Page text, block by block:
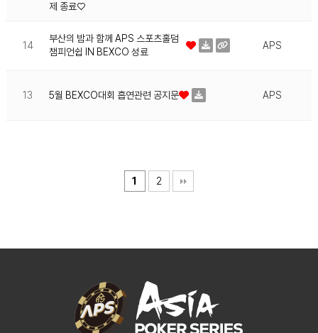
제 종료♡
14
부산의 밤과 함께 APS 스포츠홀덤
챔피언쉽 IN BEXCO 성료
APS
13 5월 BEXCO대회 흡연관련 공지문 APS
1 2